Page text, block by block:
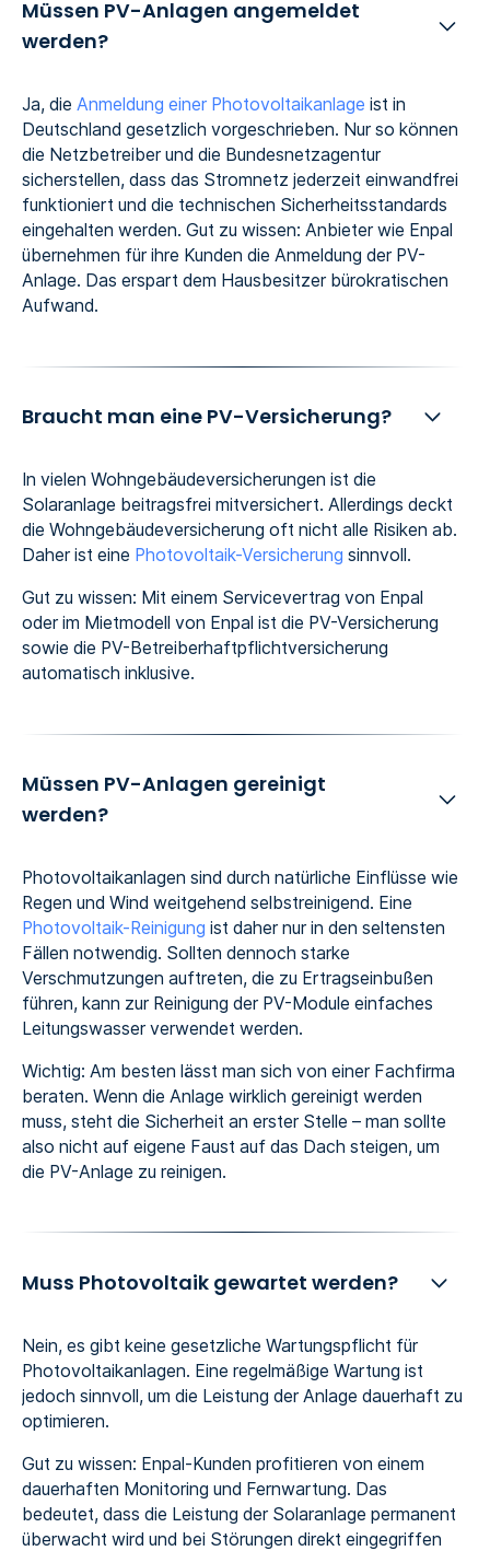
Müssen PV-Anlagen angemeldet
werden?
Ja, die Anmeldung einer Photovoltaikanlage ist in
Deutschland gesetzlich vorgeschrieben. Nur so können
die Netzbetreiber und die Bundesnetzagentur
sicherstellen, dass das Stromnetz jederzeit einwandfrei
funktioniert und die technischen Sicherheitsstandards
eingehalten werden. Gut zu wissen: Anbieter wie Enpal
übernehmen für ihre Kunden die Anmeldung der PV-
Anlage. Das erspart dem Hausbesitzer bürokratischen
Aufwand.
Braucht man eine PV-Versicherung?
In vielen Wohngebäudeversicherungen ist die
Solaranlage beitragsfrei mitversichert. Allerdings deckt
die Wohngebäudeversicherung oft nicht alle Risiken ab.
Daher ist eine Photovoltaik-Versicherung sinnvoll.
Gut zu wissen: Mit einem Servicevertrag von Enpal
oder im Mietmodell von Enpal ist die PV-Versicherung
sowie die PV-Betreiberhaftpflichtversicherung
automatisch inklusive.
Müssen PV-Anlagen gereinigt
werden?
Photovoltaikanlagen sind durch natürliche Einflüsse wie
Regen und Wind weitgehend selbstreinigend. Eine
Photovoltaik-Reinigung ist daher nur in den seltensten
Fällen notwendig. Sollten dennoch starke
Verschmutzungen auftreten, die zu Ertragseinbußen
führen, kann zur Reinigung der PV-Module einfaches
Leitungswasser verwendet werden.
Wichtig: Am besten lässt man sich von einer Fachfirma
beraten. Wenn die Anlage wirklich gereinigt werden
muss, steht die Sicherheit an erster Stelle – man sollte
also nicht auf eigene Faust auf das Dach steigen, um
die PV-Anlage zu reinigen.
Muss Photovoltaik gewartet werden?
Nein, es gibt keine gesetzliche Wartungspflicht für
Photovoltaikanlagen. Eine regelmäßige Wartung ist
jedoch sinnvoll, um die Leistung der Anlage dauerhaft zu
optimieren.
Gut zu wissen: Enpal-Kunden profitieren von einem
dauerhaften Monitoring und Fernwartung. Das
bedeutet, dass die Leistung der Solaranlage permanent
überwacht wird und bei Störungen direkt eingegriffen